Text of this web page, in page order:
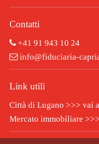
Contatti
+41 91 943 10 24
info@fiduciaria-
Link utili
Città di Lugano >>> vai
Mercato immobiliare